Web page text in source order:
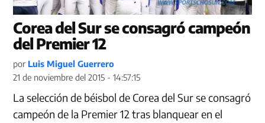
Corea del Sur se consagró campeón
del Premier 12
por Luis Miguel Guerrero
21 de noviembre del 2015 - 14:57:15
La selección de béisbol de Corea del Sur se consagró
campeón de la Premier 12 tras blanquear en el